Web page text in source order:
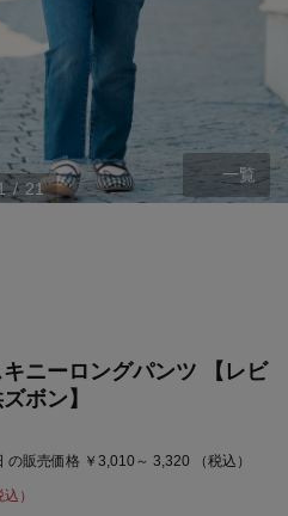
/ 21
一覧
ニーロングパンツ 【レビ
ボン】
販売価格 ￥3,010～ 3,320 （税込）
込）